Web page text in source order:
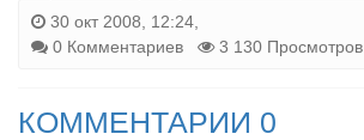
30 окт 2008, 12:24,
0 Комментариев
3 130 Просмотров
КОММЕНТАРИИ 0